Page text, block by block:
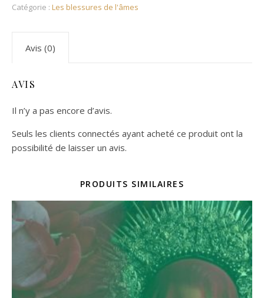
Catégorie : Les blessures de l'âmes
Avis (0)
AVIS
Il n’y a pas encore d’avis.
Seuls les clients connectés ayant acheté ce produit ont la
possibilité de laisser un avis.
PRODUITS SIMILAIRES